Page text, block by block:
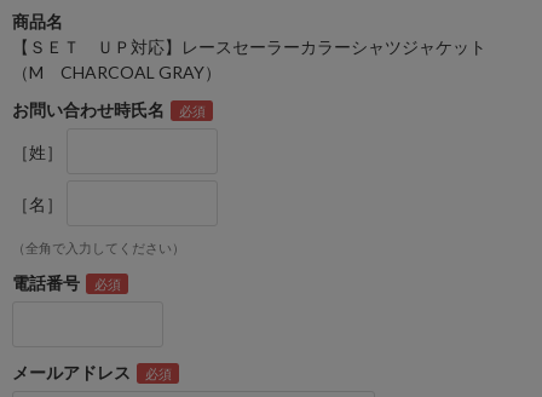
商品名
【ＳＥＴ ＵＰ対応】レースセーラーカラーシャツジャケット
（M CHARCOAL GRAY）
お問い合わせ時氏名
［姓］
［名］
（全角で入力してください）
電話番号
メールアドレス